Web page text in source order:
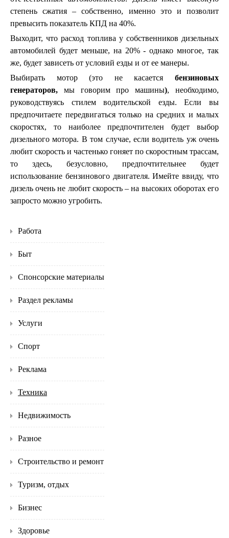
степень сжатия – собственно, именно это и позволит
превысить показатель КПД на 40%.
Выходит, что расход топлива у собственников дизельных
автомобилей будет меньше, на 20% - однако многое, так
же, будет зависеть от условий езды и от ее манеры.
Выбирать мотор (это не касается бензиновых
генераторов, мы говорим про машины), необходимо,
руководствуясь стилем водительской езды. Если вы
предпочитаете передвигаться только на средних и малых
скоростях, то наиболее предпочтителен будет выбор
дизельного мотора. В том случае, если водитель уж очень
любит скорость и частенько гоняет по скоростным трассам,
то здесь, безусловно, предпочтительнее будет
использование бензинового двигателя. Имейте ввиду, что
дизель очень не любит скорость – на высоких оборотах его
запросто можно угробить.
Работа
Быт
Спонсорские материалы
Раздел рекламы
Услуги
Спорт
Реклама
Техника
Недвижимость
Разное
Строительство и ремонт
Туризм, отдых
Бизнес
Здоровье